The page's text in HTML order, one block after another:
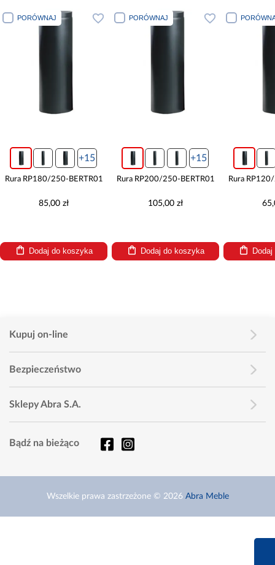
PORÓWNAJ
+15
Rura RP180/250-BERTR01
85,00 zł
Dodaj do koszyka
PORÓWNAJ
+15
Rura RP200/250-BERTR01
105,00 zł
Dodaj do koszyka
Rura
Kupuj on-line
Bezpieczeństwo
Sklepy Abra S.A.
Bądź na bieżąco
Wszelkie prawa zastrzeżone © 2026 Abra Meble